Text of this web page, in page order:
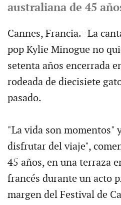
australiana de 45
Cannes, Francia.- La
pop Kylie Minogue no
setenta años encerrada
rodeada de diecisiete
pasado.
"La vida son momentos"
disfrutar del viaje",
45 años, en una terraza
francés durante un acto
margen del Festival de